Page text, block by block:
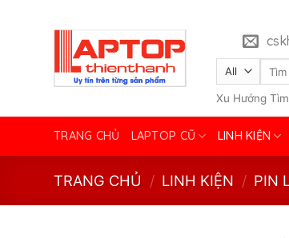
Tìm
Xu Hướng
TRANG CHỦ LAPTOP CŨ LINH KIỆN
TRANG CHỦ / LINH KIỆN / PIN